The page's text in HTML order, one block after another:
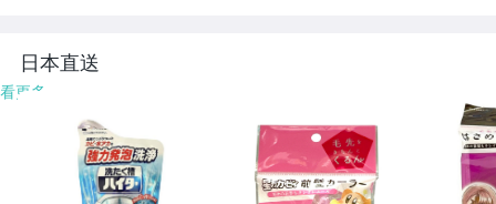
日本直送
看更多